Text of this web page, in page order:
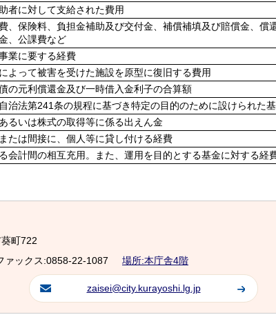
者に対して支給された費用
、保険料、負担金補助及び交付金、補償補填及び賠償金、償
、公課費など
業に要する経費
よって被害を受けた施設を原型に復旧する費用
の元利償還金及び一時借入金利子の合算額
治法第241条の規程に基づき特定の目的のために設けられた
るいは株式の取得等に係る出えん金
たは間接に、個人等に貸し付ける経費
会計間の相互充用。また、運用を目的とする基金に対する経
町722
ァックス:0858-22-1087 場所:本庁舎4階
zaisei@city.kurayoshi.lg.jp